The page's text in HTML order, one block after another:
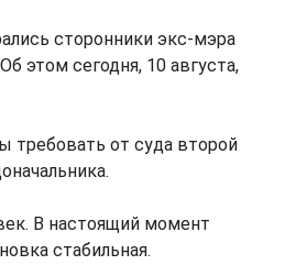
сторонники экс-мэра
этом сегодня, 10 августа,
от суда второй
В настоящий момент
стабильная.